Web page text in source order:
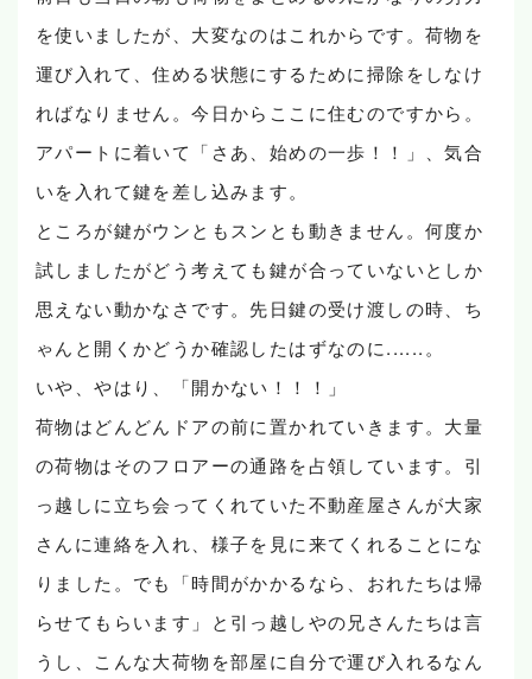
を使いましたが、大変なのはこれからです。荷物を
運び入れて、住める状態にするために掃除をしなけ
ればなりません。今日からここに住むのですから。
アパートに着いて「さあ、始めの一歩！！」、気合
いを入れて鍵を差し込みます。
ところが鍵がウンともスンとも動きません。何度か
試しましたがどう考えても鍵が合っていないとしか
思えない動かなさです。先日鍵の受け渡しの時、ち
ゃんと開くかどうか確認したはずなのに......。
いや、やはり、「開かない！！！」
荷物はどんどんドアの前に置かれていきます。大量
の荷物はそのフロアーの通路を占領しています。引
っ越しに立ち会ってくれていた不動産屋さんが大家
さんに連絡を入れ、様子を見に来てくれることにな
りました。でも「時間がかかるなら、おれたちは帰
らせてもらいます」と引っ越しやの兄さんたちは言
うし、こんな大荷物を部屋に自分で運び入れるなん